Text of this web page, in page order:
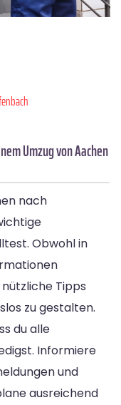
Umzug von Aachen
nach
Obwohl in
Tipps
zu gestalten.
du alle
Informiere
und
ausreichend